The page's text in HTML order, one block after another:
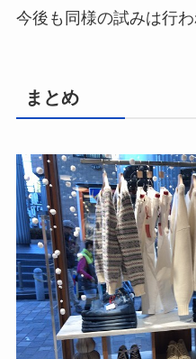
今後も同様の試みは行わ
まとめ